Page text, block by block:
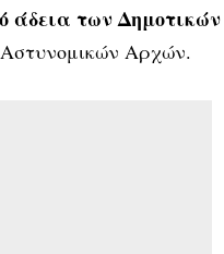
άδεια των Δημoτικών
Aρχών.